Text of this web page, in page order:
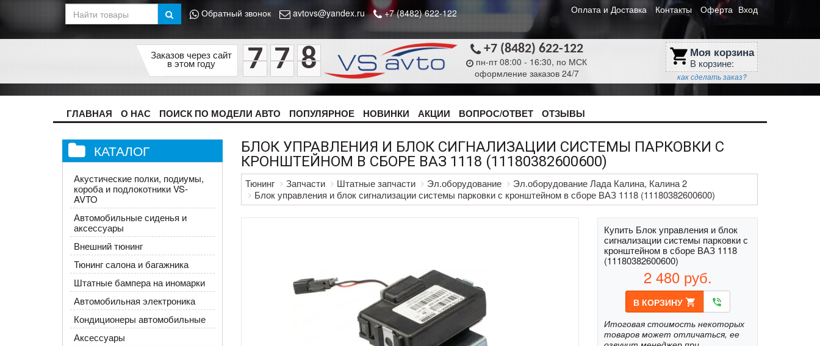
Обратный звонок avtovs@yandex.ru +7 (8482) 622-122 Оплата и Доставка Контакты Оферта Вход
Заказов через сайт
в этом году 7 7 8 +7 (8482) 622-122
пн-пт 08:00 - 16:30, по МСК
оформление заказов 24/7
shopping_cart Моя корзина
В корзине:
как сделать заказ?
ГЛАВНАЯ О НАС ПОИСК ПО МОДЕЛИ АВТО ПОПУЛЯРНОЕ НОВИНКИ АКЦИИ ВОПРОС/ОТВЕТ ОТЗЫВЫ
КАТАЛОГ
Акустические полки, подиумы,
короба и подлокотники VS-
AVTO
Автомобильные сиденья и
аксессуары
Внешний тюнинг
Тюнинг салона и багажника
Штатные бампера на иномарки
Автомобильная электроника
Кондиционеры автомобильные
Аксессуары
БЛОК УПРАВЛЕНИЯ И БЛОК СИГНАЛИЗАЦИИ СИСТЕМЫ ПАРКОВКИ С
КРОНШТЕЙНОМ В СБОРЕ ВАЗ 1118 (11180382600600)
Тюнинг Запчасти Штатные запчасти Эл.оборудование
Эл.оборудование Лада Калина, Калина 2
Блок управления и блок сигнализации системы парковки с кронштейном в сборе ВАЗ 1118 (11180382600600)
Купить Блок управления и блок
сигнализации системы парковки с
кронштейном в сборе ВАЗ 1118
(11180382600600)
2 480 руб.
В КОРЗИНУ shopping_cart phone_in_talk
Итоговая стоимость некоторых
товаров может отличаться, ее